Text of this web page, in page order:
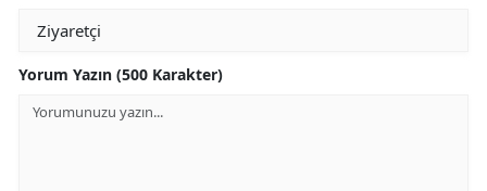
Yorum Yazın (500 Karakter)